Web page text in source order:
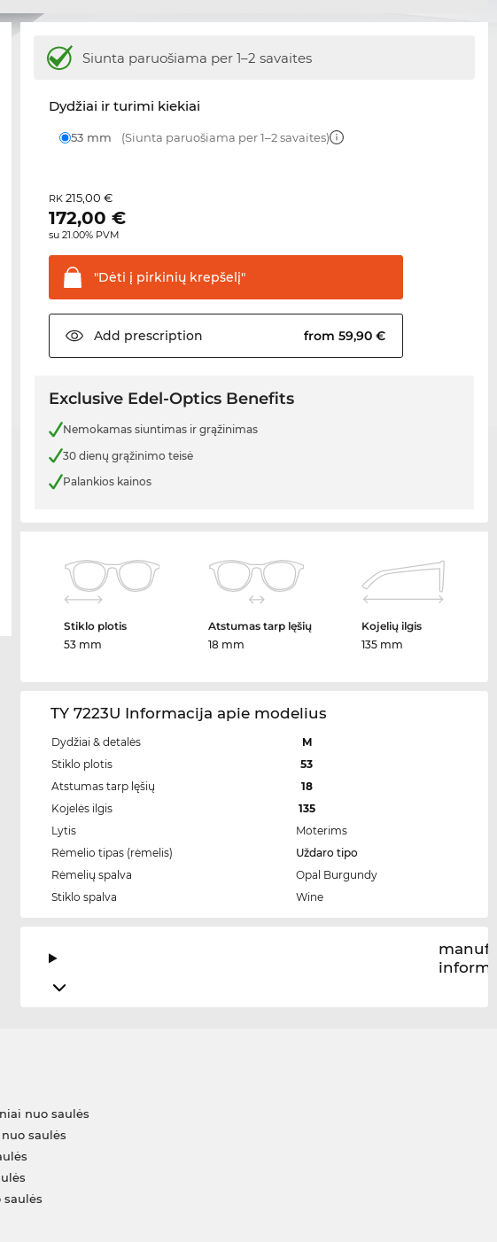
Siunta paruošiama per 1–2 savaites
Dydžiai ir turimi kiekiai
53 mm (Siunta paruošiama per 1–2 savaites)
RK215,00 €
172,00 €
su 21.00% PVM
"Dėti į pirkinių krepšelį"
Add prescription from 59,90 €
Exclusive Edel-Optics Benefits
Nemokamas siuntimas ir grąžinimas
30 dienų grąžinimo teisė
Palankios kainos
Stiklo plotis
53 mm
Atstumas tarp lęšių
18 mm
Kojelių ilgis
135 mm
TY 7223U Informacija apie modelius
Dydžiai & detalės
M
Stiklo plotis
53
Atstumas tarp lęšių
18
Kojelės ilgis
135
Lytis
Moterims
Rėmelio tipas (rėmelis)
Uždaro tipo
Rėmelių spalva
Opal Burgundy
Stiklo spalva
Wine
nuo saulės
saulės
saulės